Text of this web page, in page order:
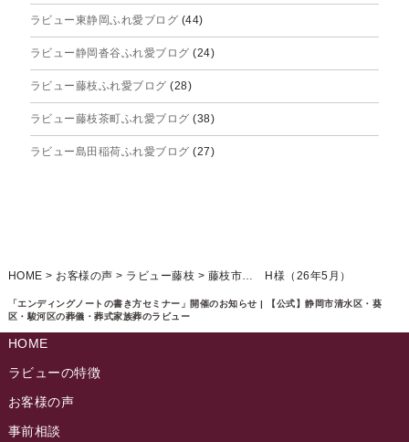
「エンディングノートの書き方セミナー」開催のお知らせ | 【公式】静岡市清水区・葵
区・駿河区の葬儀・葬式家族葬のラビュー
2025年7月
2025年6月
2025年5月
2025年4月
2025年3月
2024年11月
2024年10月
2024年9月
2024年8月
ラビュー東静岡ふれ愛ブログ (44)
ラビュー静岡沓谷ふれ愛ブログ (24)
ラビュー藤枝ふれ愛ブログ (28)
ラビュー藤枝茶町ふれ愛ブログ (38)
ラビュー島田稲荷ふれ愛ブログ (27)
ラビュー西焼津ふれ愛ブログ(20)
ラビュー島田六合ふれ愛ブログ(5)
ラビュー静岡籠上ふれ愛ブログ
ラビュー金谷ふれ愛ブログ
ラビュー静岡下島イベント情報(92)
ラビュー東静岡イベント情報(90)
ラビュー島田稲荷イベント情報(84)
ラビュー焼津石津イベント情報
ラビュー藤枝茶町イベント情報
ラビュー藤枝イベント情報
HOME > お客様の声 > ラビュー藤枝 > 藤枝市… H様（26年5月）
HOME
ラビューの特徴
お客様の声
事前相談